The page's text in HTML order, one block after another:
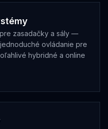
zasadačky a sály —
ovládanie pre
hybridné a online